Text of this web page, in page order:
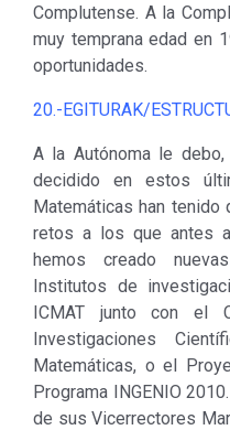
Complutense. A la
muy temprana edad en
oportunidades.
20.-EGITURAK/
A la Autónoma le
decidido en estos
Matemáticas han tenido
retos a los que antes
hemos creado
Institutos de
ICMAT junto con el
Investigaciones
Matemáticas, o el
Programa INGENIO
de sus Vicerrectores